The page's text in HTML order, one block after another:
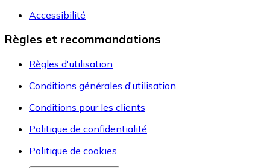
Accessibilité
Règles et recommandations
Règles d'utilisation
Conditions générales d'utilisation
Conditions pour les clients
Politique de confidentialité
Politique de cookies